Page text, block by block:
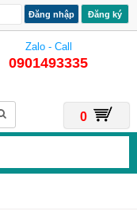
Đăng ký
Zalo - Call
0901493335
0